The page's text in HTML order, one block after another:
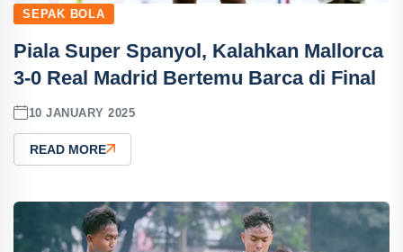
SEPAK BOLA
Piala Super Spanyol, Kalahkan Mallorca
3-0 Real Madrid Bertemu Barca di Final
10 JANUARY 2025
READ MORE